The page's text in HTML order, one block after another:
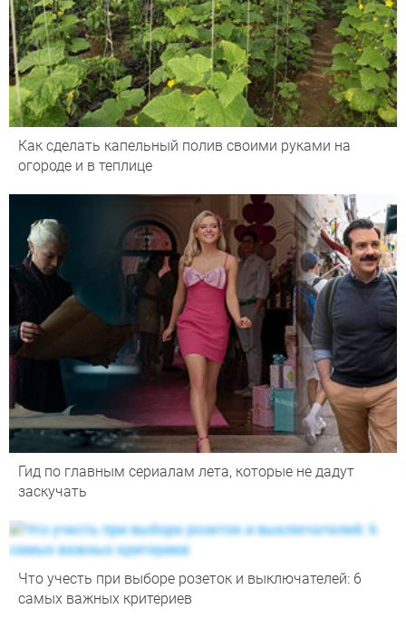
Как сделать капельный полив своими руками на
огороде и в теплице
Гид по главным сериалам лета, которые не дадут
заскучать
Что учесть при выборе розеток и выключателей: 6
самых важных критериев